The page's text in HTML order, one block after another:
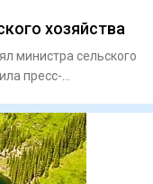
хозяйства
министра сельского
пресс-